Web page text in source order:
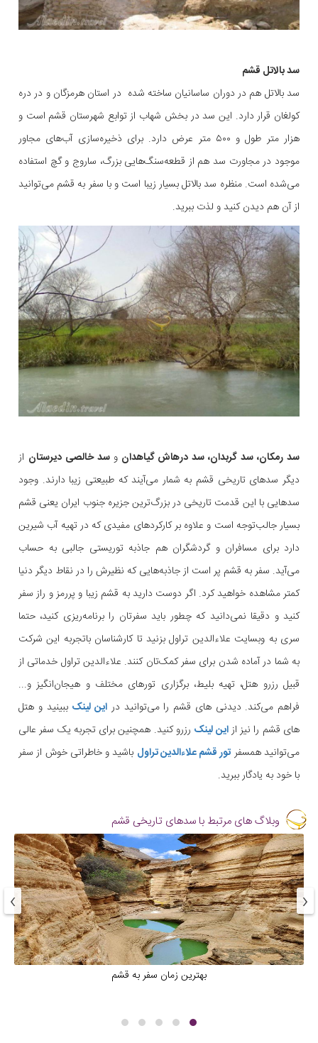
سد بالاتل قشم
سد بالاتل هم در دوران ساسانیان ساخته شده در استان هرمزگان و در دره
کولغان قرار دارد. این سد در بخش شهاب از توابع شهرستان قشم است و
هزار متر طول و ۵۰۰ متر عرض دارد. برای ذخیره‌سازی آب‌های مجاور
موجود در مجاورت سد هم از قطعه‌سنگ‌هایی بزرگ، ساروج و گچ استفاده
می‌شده است. منظره سد بالاتل بسیار زیبا است و با سفر به قشم می‌توانید
از آن هم دیدن کنید و لذت ببرید.
سد رمکان، سد گربدان، سد درهاش گیاهدانو سد خالصی دیرستان از
دیگر سدهای تاریخی قشم به شمار می‌آیند که طبیعتی زیبا دارند. وجود
سدهایی با این قدمت تاریخی در بزرگ‌ترین جزیره جنوب ایران یعنی قشم
بسیار جالب‌توجه است و علاوه بر کارکردهای مفیدی که در تهیه آب شیرین
دارد برای مسافران و گردشگران هم جاذبه توریستی جالبی به حساب
می‌آید. سفر به قشم پر است از جاذبه‌هایی که نظیرش را در نقاط دیگر دنیا
کمتر مشاهده خواهید کرد. اگر دوست دارید به قشم زیبا و پررمز و راز سفر
کنید و دقیقا نمی‌دانید که چطور باید سفرتان را برنامه‌ریزی کنید، حتما
سری به وبسایت علاءالدین‌ تراول بزنید تا کارشناسان باتجربه این شرکت
به شما در آماده شدن برای سفر کمک‌تان کنند. علاءالد‌ین تراول خدماتی از
قبیل رزرو هتل، تهیه بلیط، برگزاری تورهای مختلف و هیجان‌انگیز و...
فراهم می‌کند. دیدنی های قشم را می‌توانید در این لینک ببینید و هتل
های قشم را نیز ازاین لینک رزرو کنید. همچنین برای تجربه یک سفر عالی
می‌توانید همسفر تور قشم علاءالدین تراول باشید و خاطراتی خوش از سفر
با خود به یادگار ببرید.
وبلاگ های مرتبط با سدهای تاریخی قشم
بهترین زمان سفر به قشم
‹
›